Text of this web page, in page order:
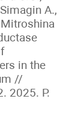
A.,
Mitroshina
in the
//
2025. P.